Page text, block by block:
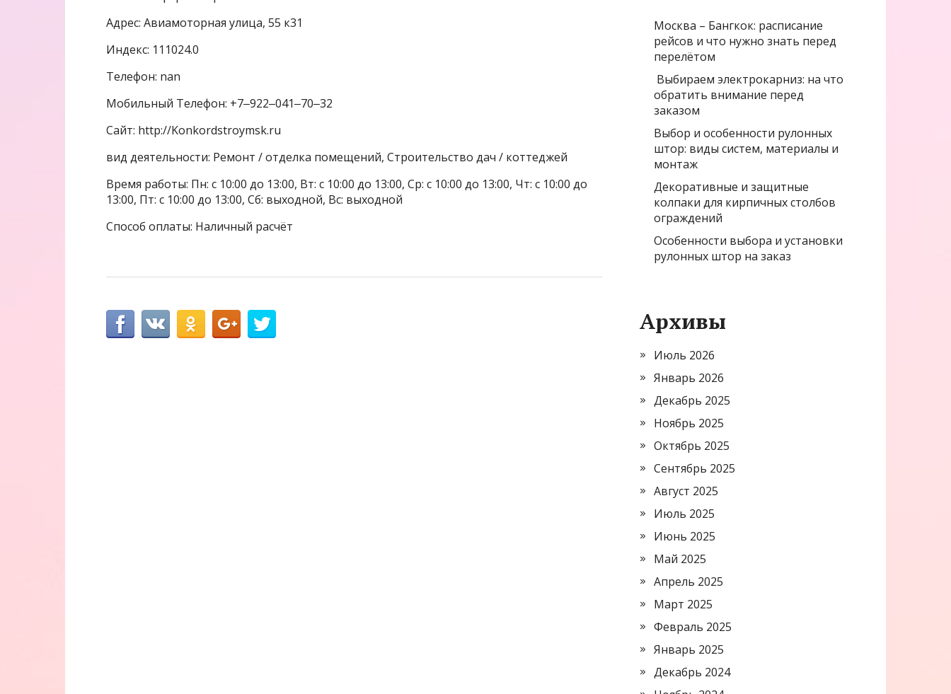
Адрес: Авиамоторная улица, 55 к31
Индекс: 111024.0
Телефон: nan
Мобильный Телефон: +7‒922‒041‒70‒32
Сайт: http://Konkordstroymsk.ru
вид деятельности: Ремонт / отделка помещений, Строительство дач / коттеджей
Время работы: Пн: с 10:00 до 13:00, Вт: с 10:00 до 13:00, Ср: с 10:00 до 13:00, Чт: с 10:00 до
13:00, Пт: с 10:00 до 13:00, Сб: выходной, Вс: выходной
Способ оплаты: Наличный расчёт
Москва – Бангкок: расписание
рейсов и что нужно знать перед
перелётом
Выбираем электрокарниз: на что
обратить внимание перед
заказом
Выбор и особенности рулонных
штор: виды систем, материалы и
монтаж
Декоративные и защитные
колпаки для кирпичных столбов
ограждений
Особенности выбора и установки
рулонных штор на заказ
Архивы
Июль 2026
Январь 2026
Декабрь 2025
Ноябрь 2025
Октябрь 2025
Сентябрь 2025
Август 2025
Июль 2025
Июнь 2025
Май 2025
Апрель 2025
Март 2025
Февраль 2025
Январь 2025
Декабрь 2024